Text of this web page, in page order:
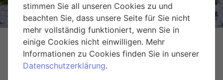
stimmen Sie all unseren Cookies zu und
beachten Sie, dass unsere Seite für Sie nicht
mehr vollständig funktioniert, wenn Sie in
einige Cookies nicht einwilligen. Mehr
Informationen zu Cookies finden Sie in unserer
Datenschutzerklärung.